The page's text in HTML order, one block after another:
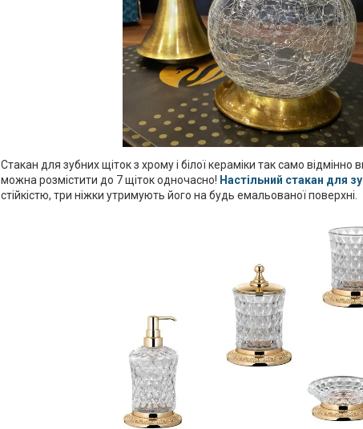
Стакан для зубних щіток з хрому і білої кераміки так само відмінно
можна розмістити до 7 щіток одночасно! Настільний стакан для
стійкістю, три ніжки утримують його на будь емальованої поверхні.